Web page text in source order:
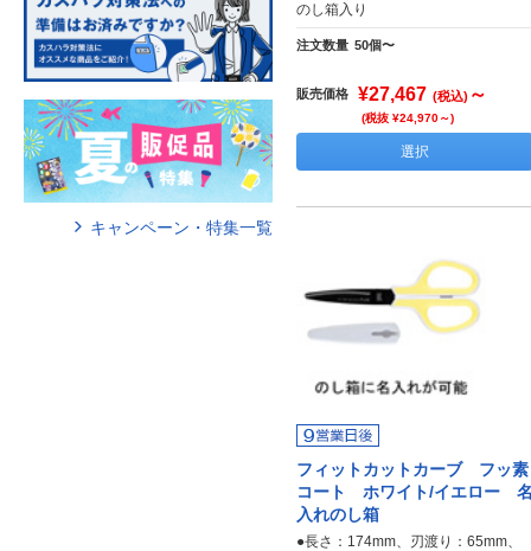
のし箱入り
注文数量 50個〜
販売価格 ¥27,467 (税込) ～
(税抜 ¥24,970～)
選択
フィットカットカーブ フッ素
コート ホワイト/イエロー
入れのし箱
●長さ：174mm、刃渡り：65mm、
キャンペーン・特集一覧